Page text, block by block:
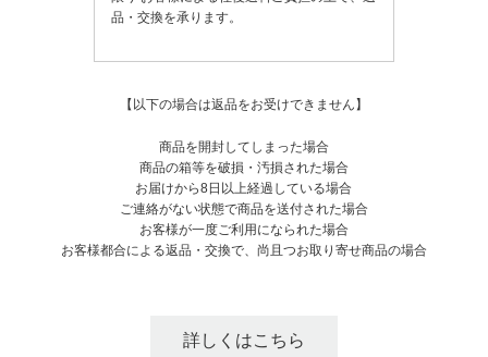
品・交換を承ります。
【以下の場合は返品をお受けできません】
商品を開封してしまった場合
商品の箱等を破損・汚損された場合
お届けから8日以上経過している場合
ご連絡がない状態で商品を送付された場合
お客様が一度ご利用になられた場合
お客様都合による返品・交換で、尚且つお取り寄せ商品の場合
詳しくはこちら